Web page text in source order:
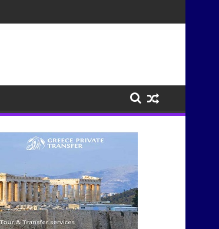
τη μουσική